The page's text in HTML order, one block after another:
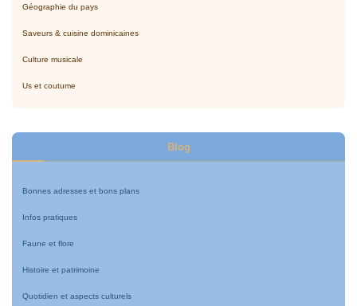
Géographie du pays
Saveurs & cuisine dominicaines
Culture musicale
Us et coutume
Blog
Bonnes adresses et bons plans
Infos pratiques
Faune et flore
Histoire et patrimoine
Quotidien et aspects culturels